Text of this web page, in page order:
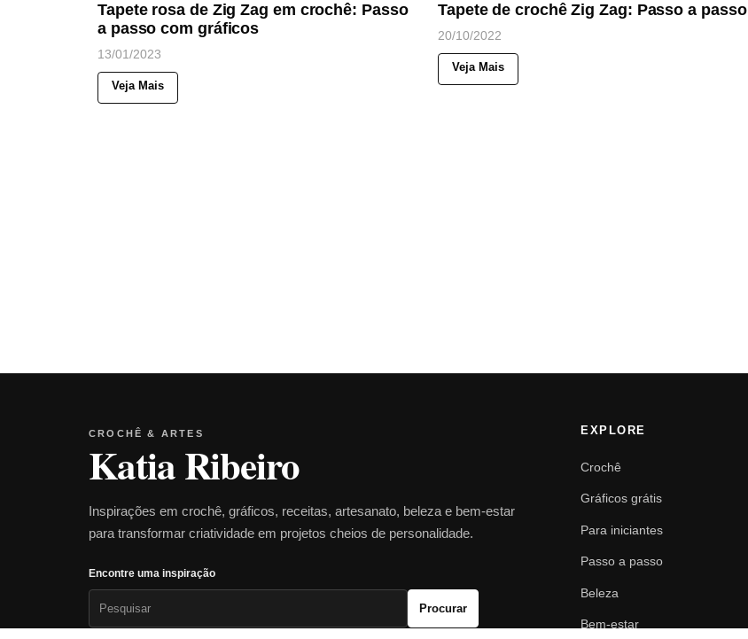
Tapete rosa de Zig Zag em crochê: Passo
a passo com gráficos
13/01/2023
Veja Mais
Tapete de crochê Zig Zag: Passo a passo
20/10/2022
Veja Mais
CROCHÊ & ARTES
Katia Ribeiro
Inspirações em crochê, gráficos, receitas, artesanato, beleza e bem-estar
para transformar criatividade em projetos cheios de personalidade.
Encontre uma inspiração
Procurar
EXPLORE
Crochê
Gráficos grátis
Para iniciantes
Passo a passo
Beleza
Bem-estar